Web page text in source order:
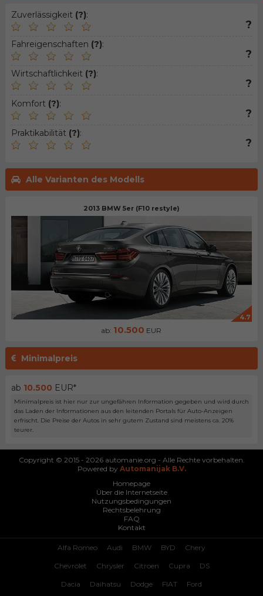
Zuverlässigkeit (?):
?
Fahreigenschaften (?):
?
Wirtschaftlichkeit (?):
?
Komfort (?):
?
Praktikabilität (?):
?
Alle Varianten des Modells
2013 BMW 5er (F10 restyle)
4.7
ab: 10.500 EUR
Minimalpreis
ab 10.500 EUR*
Minimalpreis ist hier nur zur ungefähren Information gegeben und wird durch
das Laden der Informationen aus den leitenden Portals für Auto-Anzeigen
erfrischt. Die Preise der Autos in sehr gutem Zustand sind meistens ca. 20%
teurer.
Copyright © 2015 - 2026 automanie.org - Alle Rechte vorbehalten.
Powered by Automanijak B.V.
Homepage
Über die Internetseite
Nutzungsbedingungen
Rechtsbelehrung
FAQ
Kontakt
Alfa Romeo Audi BMW BYD Chery
Chevrolet Chrysler Citroen Cupra DS
Dacia Daihatsu Dodge FIAT Ford